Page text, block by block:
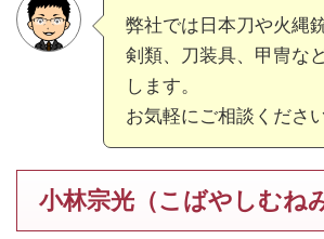
弊社では日本刀や火縄
剣類、刀装具、甲冑な
します。
お気軽にご相談ください
小林宗光（こばやしむね